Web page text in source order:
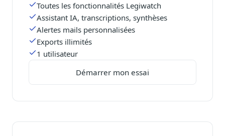
Guides pratiques
17 guides sur le Parlement, la procédure, le plaidoyer
Blog & Podcast Hémicycle
Analyses, méthodes, coulisses
Lexique parlementaire
1027 termes expliqués
Glossaire affaires publiques
Toutes les fonctionnalités Legiwatch
Assistant IA, transcriptions, synthèses
Alertes mails personnalisées
Exports illimités
1 utilisateur
Démarrer mon essai